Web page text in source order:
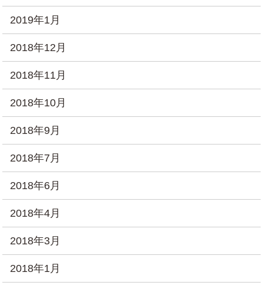
2019年1月
2018年12月
2018年11月
2018年10月
2018年9月
2018年7月
2018年6月
2018年4月
2018年3月
2018年1月